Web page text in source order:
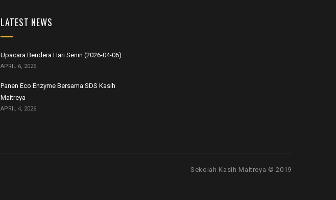
LATEST NEWS
Upacara Bendera Hari Senin (2026-04-06)
APRIL 6, 2026
Panen Eco Enzyme Bersama SDS Kasih
Maitreya
APRIL 4, 2026
Sekolah Kasih Maitreya © 2019